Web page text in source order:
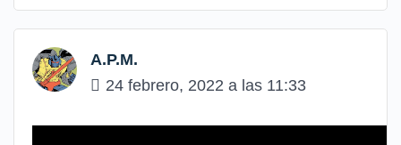
A.P.M.
24 febrero, 2022 a las 11:33